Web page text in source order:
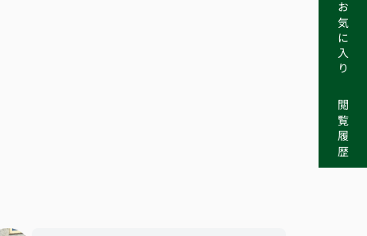
お気に入り
閲覧履歴